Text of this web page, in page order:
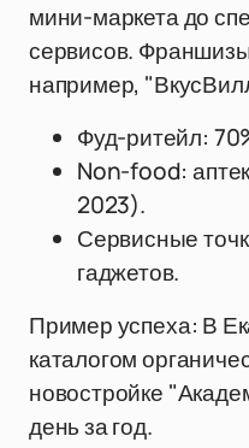
мини-маркета до
сервисов.
например,
Фуд-ритейл:
Non-food:
2023).
Сервисные
гаджетов.
Пример успеха: В
каталогом
новостройке
день за год.